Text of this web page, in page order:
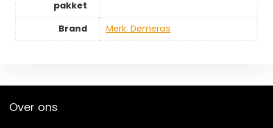
pakket
Brand Merk: Demeras
Over ons